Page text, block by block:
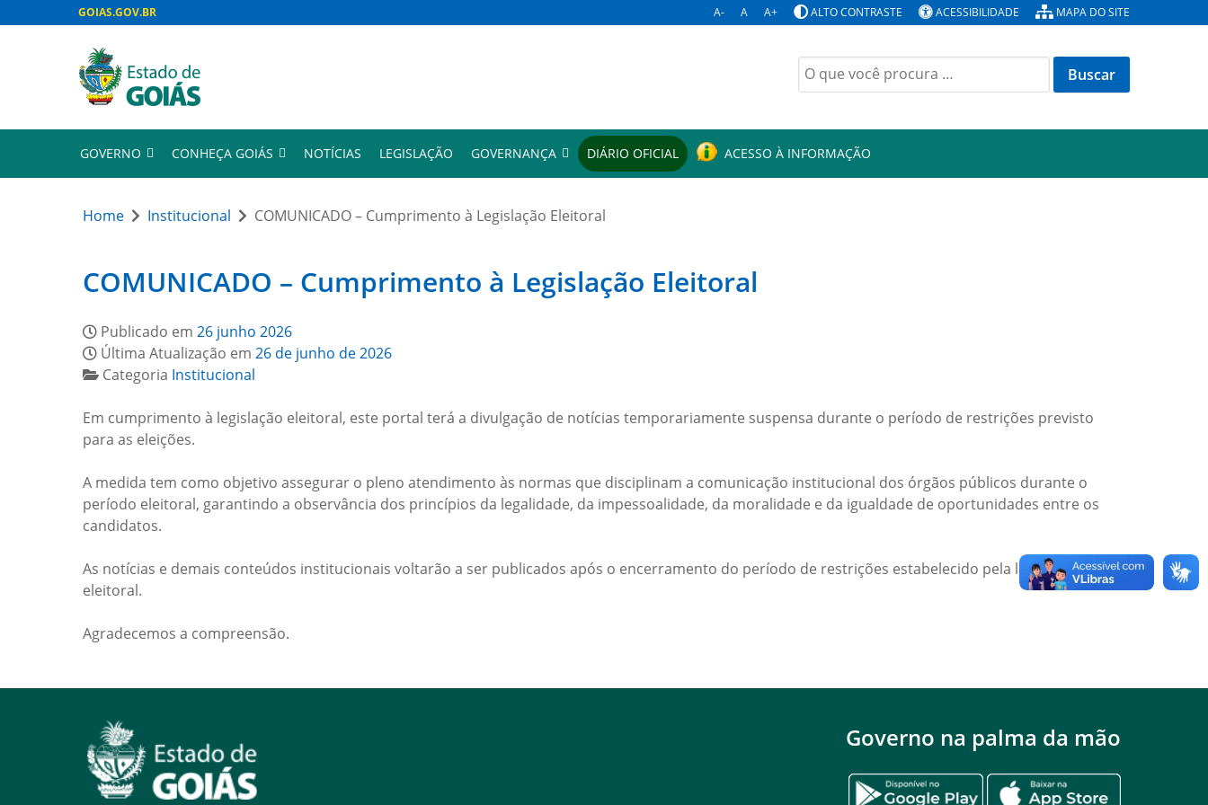
GOIAS.GOV.BR A- A A+ ALTO CONTRASTE ACESSIBILIDADE MAPA DO SITE
Buscar
por:
GOVERNO CONHEÇA GOIÁS NOTÍCIAS LEGISLAÇÃO GOVERNANÇA DIÁRIO OFICIAL ACESSO À INFORMAÇÃO
Home Institucional COMUNICADO – Cumprimento à Legislação Eleitoral
COMUNICADO – Cumprimento à Legislação Eleitoral
Publicado em 26 junho 2026
Última Atualização em 26 de junho de 2026
Categoria Institucional
Em cumprimento à legislação eleitoral, este portal terá a divulgação de notícias temporariamente suspensa durante o período de restrições previsto
para as eleições.
A medida tem como objetivo assegurar o pleno atendimento às normas que disciplinam a comunicação institucional dos órgãos públicos durante o
período eleitoral, garantindo a observância dos princípios da legalidade, da impessoalidade, da moralidade e da igualdade de oportunidades entre os
candidatos.
As notícias e demais conteúdos institucionais voltarão a ser publicados após o encerramento do período de restrições estabelecido pela legislação
eleitoral.
Agradecemos a compreensão.
Governo na palma da mão